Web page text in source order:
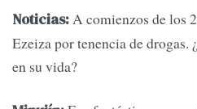
Noticias:A comienzos de los
Ezeiza por tenencia de drogas.
en su vida?